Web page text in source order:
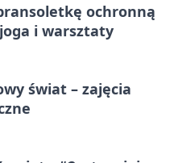
ochronną
i warsztaty
świat – zajęcia